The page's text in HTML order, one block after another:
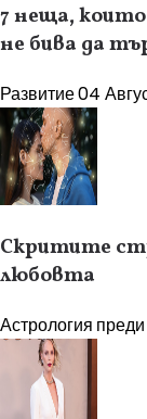
7 неща,
не бива да
Развитие04
Скритите
любовта
Астрология